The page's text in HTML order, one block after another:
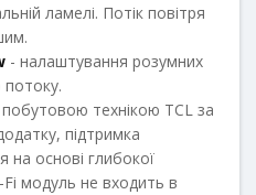
ламелі. Потік повітря
- налаштування розумних
потоку.
побутовою технікою TCL за
підтримка
на основі глибокої
модуль не входить в